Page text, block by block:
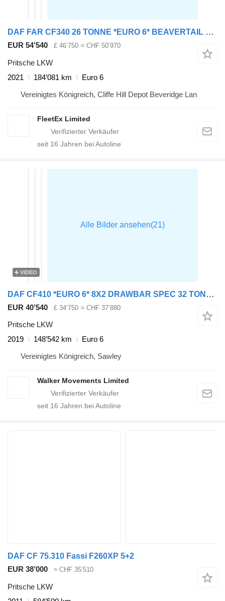
DAF FAR CF340 26 TONNE *EURO 6* BEAVERTAIL 2021 – PN71 GJZ
EUR 54’540 £ 46’750 ≈ CHF 50’970
Pritsche LKW
2021
184’081 km
Euro 6
Vereinigtes Königreich, Cliffe Hill Depot Beveridge Lan
FleetEx Limited
seit 16 Jahren bei Autoline
VIDEO
DAF CF410 *EURO 6* 8X2 DRAWBAR SPEC 32 TONNE BRICK GRAB – 2019 – FP1
EUR 40’540 £ 34’750 ≈ CHF 37’880
Pritsche LKW
2019
148’542 km
Euro 6
Vereinigtes Königreich, Sawley
Walker Movements Limited
seit 16 Jahren bei Autoline
DAF CF 75.310 Fassi F260XP 5+2
EUR 38’000
≈ CHF 35’510
Pritsche LKW